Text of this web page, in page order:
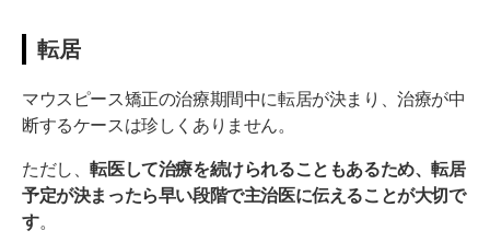
転居
マウスピース矯正の治療期間中に転居が決まり、治療が中
断するケースは珍しくありません。
ただし、転医して治療を続けられることもあるため、転居
予定が決まったら早い段階で主治医に伝えることが大切で
す。